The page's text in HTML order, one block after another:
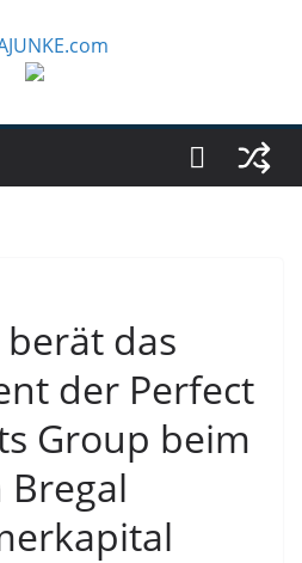
berät das
der Perfect
Group beim